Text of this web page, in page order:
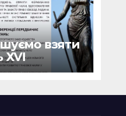
взяти
ХVІ